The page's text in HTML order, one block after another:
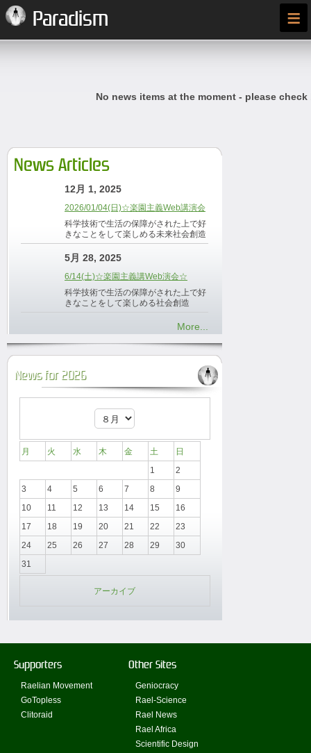
Paradism ≡
No news items at the moment - please
News Articles
12月 1, 2025
2026/01/04(日)☆楽園主義Web講演会
科学技術で生活の保障がされた上で好
きなことをして楽しめる未来社会創造
5月 28, 2025
6/14(土)☆楽園主義講Web演会☆
科学技術で生活の保障がされた上で好
きなことをして楽しめる社会創造
More...
News for 2026
月 火 水 木 金 土
日
1
2
3
4 5 6 7 8
9
10
11 12 13 14 15
16
17
18 19 20 21 22
23
24
25 26 27 28 29
30
31
アーカイブ
Supporters
Raelian Movement
GoTopless
Clitoraid
Other Sites
Geniocracy
Rael-Science
Rael News
Rael Africa
Scientific Design